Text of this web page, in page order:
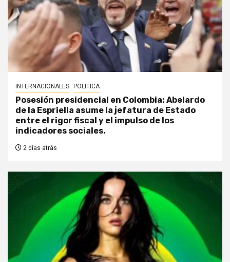
INTERNACIONALES POLITICA
Posesión presidencial en Colombia: Abelardo
de la Espriella asume la jefatura de Estado
entre el rigor fiscal y el impulso de los
indicadores sociales.
2 días atrás